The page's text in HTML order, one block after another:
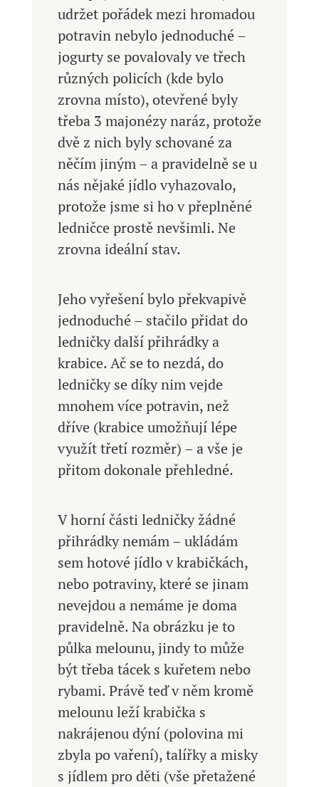
udržet pořádek mezi hromadou
potravin nebylo jednoduché –
jogurty se povalovaly ve třech
různých policích (kde bylo
zrovna místo), otevřené byly
třeba 3 majonézy naráz, protože
dvě z nich byly schované za
něčím jiným – a pravidelně se u
nás nějaké jídlo vyhazovalo,
protože jsme si ho v přeplněné
ledničce prostě nevšimli. Ne
zrovna ideální stav.
Jeho vyřešení bylo překvapivě
jednoduché – stačilo přidat do
ledničky další přihrádky a
krabice. Ač se to nezdá, do
ledničky se díky nim vejde
mnohem více potravin, než
dříve (krabice umožňují lépe
využít třetí rozměr) – a vše je
přitom dokonale přehledné.
V horní části ledničky žádné
přihrádky nemám – ukládám
sem hotové jídlo v krabičkách,
nebo potraviny, které se jinam
nevejdou a nemáme je doma
pravidelně. Na obrázku je to
půlka melounu, jindy to může
být třeba tácek s kuřetem nebo
rybami. Právě teď v něm kromě
melounu leží krabička s
nakrájenou dýní (polovina mi
zbyla po vaření), talířky a misky
s jídlem pro děti (vše přetažené